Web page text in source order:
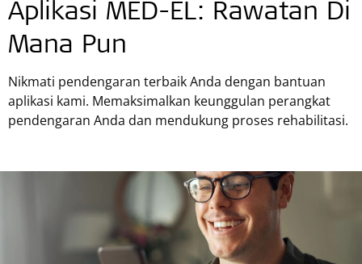
Aplikasi MED-EL: Rawatan Di
Mana Pun
Nikmati pendengaran terbaik Anda dengan bantuan
aplikasi kami. Memaksimalkan keunggulan perangkat
pendengaran Anda dan mendukung proses rehabilitasi.